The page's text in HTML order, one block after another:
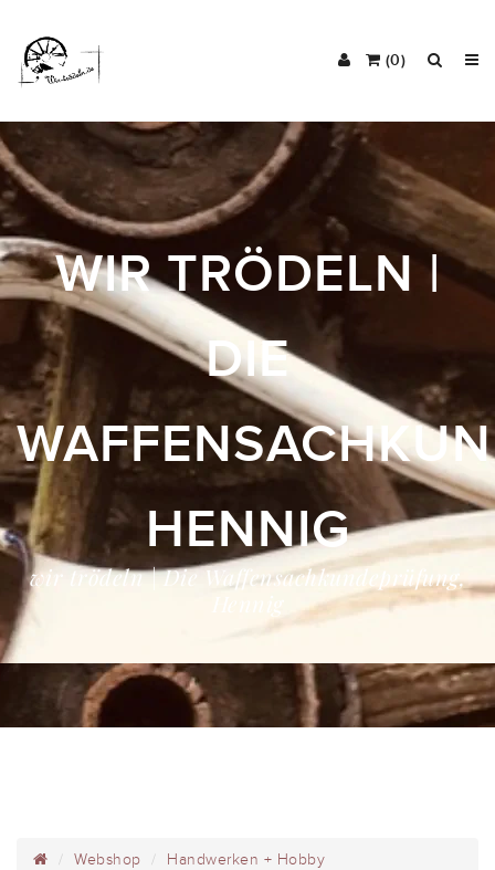
(0)
WIR TRÖDELN |
DIE
HENNIG
wir trödeln | Die Waffensachkundeprüfung,
Webshop
Handwerken + Hobby